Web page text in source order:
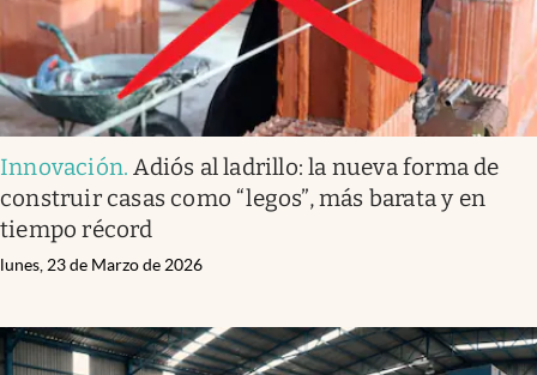
Innovación. Adiós al ladrillo: la nueva forma de
construir casas como “legos”, más barata y en
tiempo récord
lunes, 23 de Marzo de 2026